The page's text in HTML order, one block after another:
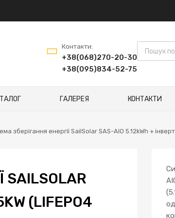
Контакти:
+38(068)270-20-30
+38(095)834-52-75
Пошук
ГАЛЕРЕЯ КОНТАКТИ
зберігання енергії SailSolar SAS-AIO 5.12kWh +
(LIFEPO4